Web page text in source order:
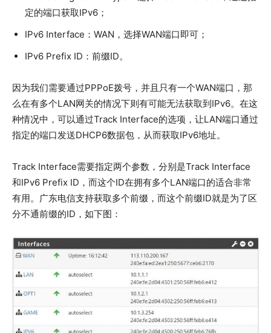
定的端口获取IPv6；
IPv6 Interface：WAN，选择WAN端口即可；
IPv6 Prefix ID：前缀ID。
因为我们需要通过PPPoE拨号，并且只有一个WAN端口，那
么在有多个LAN网关的情况下则有可能无法获取到IPv6。在这
种情况中，可以通过Track Interface的选项，让LAN端口通过
指定的端口发送DHCP6数据包，从而获取IPv6地址。
Track Interface需要指定两个参数，分别是Track Interface
和IPv6 Prefix ID，而这个ID在拥有多个LAN端口的适合非常
有用。广东电信支持获取多个前缀，而这个前缀ID就是为了区
分不通前缀的ID，如下图：